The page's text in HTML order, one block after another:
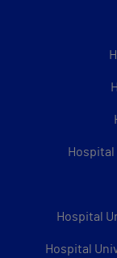
Hospital
Hospital